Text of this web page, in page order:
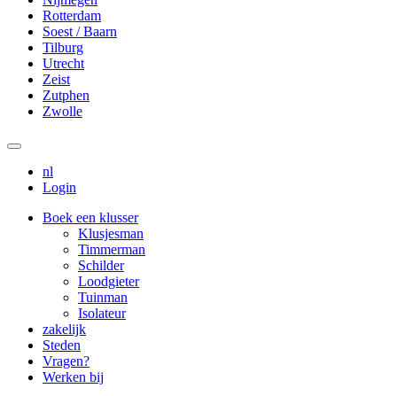
Rotterdam
Soest / Baarn
Tilburg
Utrecht
Zeist
Zutphen
Zwolle
nl
Login
Boek een klusser
Klusjesman
Timmerman
Schilder
Loodgieter
Tuinman
Isolateur
zakelijk
Steden
Vragen?
Werken bij